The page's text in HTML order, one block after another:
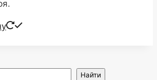
Найти